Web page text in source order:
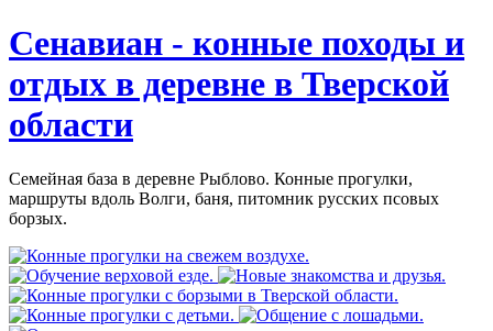
Сенавиан - конные походы и
отдых в деревне в Тверской
области
Семейная база в деревне Рыблово. Конные прогулки,
маршруты вдоль Волги, баня, питомник русских псовых
борзых.